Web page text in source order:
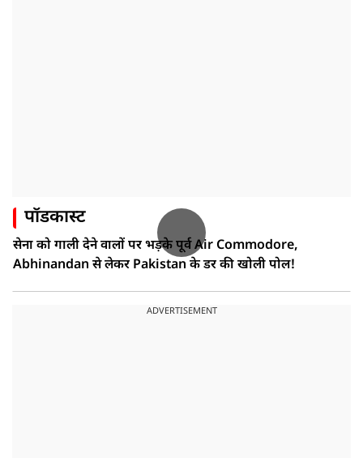
पॉडकास्ट
सेना को गाली देने वालों पर भड़के पूर्व Air Commodore,
Abhinandan से लेकर Pakistan के डर की खोली पोल!
ADVERTISEMENT